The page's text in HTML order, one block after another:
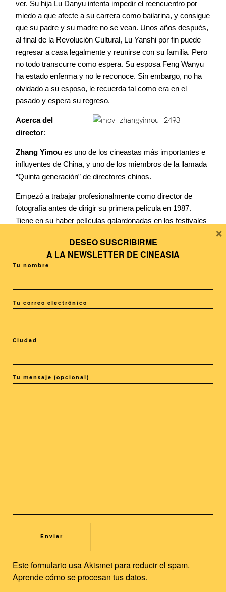
ver. Su hija Lu Danyu intenta impedir el reencuentro por
miedo a que afecte a su carrera como bailarina, y consigue
que su padre y su madre no se vean. Unos años después,
al final de la Revolución Cultural, Lu Yanshi por fin puede
regresar a casa legalmente y reunirse con su familia. Pero
no todo transcurre como espera. Su esposa Feng Wanyu
ha estado enferma y no le reconoce. Sin embargo, no ha
olvidado a su esposo, le recuerda tal como era en el
pasado y espera su regreso.
Acerca del
director:
Zhang Yimou es uno de los cineastas más importantes e
influyentes de China, y uno de los miembros de la llamada
“Quinta generación” de directores chinos.
Empezó a trabajar profesionalmente como director de
fotografía antes de dirigir su primera película en 1987.
Tiene en su haber películas galardonadas en los festivales
(1987), ganadora del Oso de Plata en el
Festival de Berlín;Semilla de crisantemo(1990),
nominada al Oscar a la Mejor Película de Habla No
Newsletter
consideramos que acepta su uso. Puedes cambiar la
DESEO SUSCRIBIRME
A LA NEWSLETTER DE CINEASIA
Tu nombre
Tu correo electrónico
Ciudad
Tu mensaje (opcional)
Este formulario usa Akismet para reducir el spam.
Aprende cómo se procesan tus datos.
×